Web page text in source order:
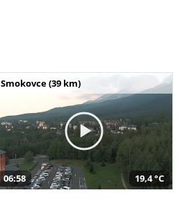
Smokovce (39 km)
06:58 19,4 °C